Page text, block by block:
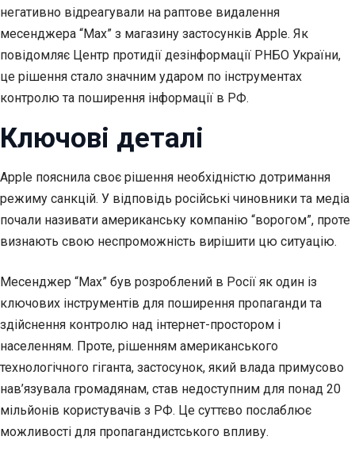
негативно відреагували на раптове видалення
месенджера “Мах” з магазину застосунків Apple. Як
повідомляє Центр протидії дезінформації РНБО України,
це рішення стало значним ударом по інструментах
контролю та поширення інформації в РФ.
Ключові деталі
Apple пояснила своє рішення необхідністю дотримання
режиму санкцій. У відповідь російські чиновники та медіа
почали називати американську компанію “ворогом”, проте
визнають свою неспроможність вирішити цю ситуацію.
Месенджер “Мах” був розроблений в Росії як один із
ключових інструментів для поширення пропаганди та
здійснення контролю над інтернет-простором і
населенням. Проте, рішенням американського
технологічного гіганта, застосунок, який влада примусово
нав’язувала громадянам, став недоступним для понад 20
мільйонів користувачів з РФ. Це суттєво послаблює
можливості для пропагандистського впливу.